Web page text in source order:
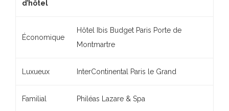
d’hôtel
Économique
Hôtel Ibis Budget Paris Porte de
Montmartre
Luxueux InterContinental Paris le Grand
Familial Philéas Lazare & Spa